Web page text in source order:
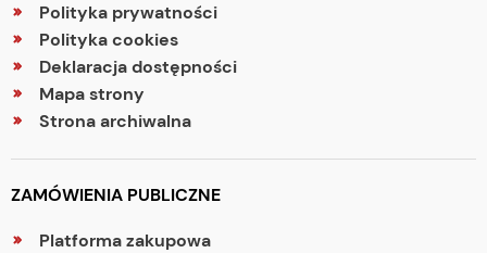
Polityka prywatności
Polityka cookies
Deklaracja dostępności
Mapa strony
Strona archiwalna
ZAMÓWIENIA PUBLICZNE
Platforma zakupowa